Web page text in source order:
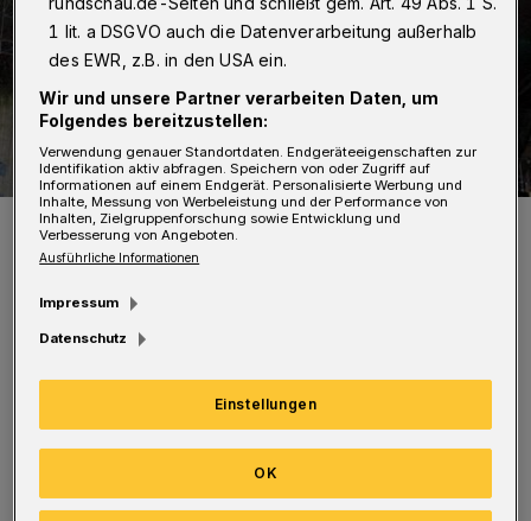
Archivbild von den Bauarbeiten.
Foto: Christoph Petersen
„Aus Sicherheitsgründen muss der Verkehr in
der oben angegebenen Zeit nur im
unmittelbaren Brückenbereich ruhen, alle
Zufahrtsstraßen und Wohnungen sind
1 lit. a DSGVO auch die Datenverarbeitung außerhalb
des EWR, z.B. in den USA ein.
Wir und unsere Partner verarbeiten Daten, um
Folgendes bereitzustellen:
Verwendung genauer Standortdaten. Endgeräteeigenschaften zur
Identifikation aktiv abfragen. Speichern von oder Zugriff auf
Informationen auf einem Endgerät. Personalisierte Werbung und
Inhalte, Messung von Werbeleistung und der Performance von
Inhalten, Zielgruppenforschung sowie Entwicklung und
Verbesserung von Angeboten.
Ausführliche Informationen
Impressum
Datenschutz
Einstellungen
OK